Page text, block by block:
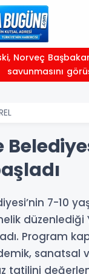
savunmasını
7-10
düzenlediği
Program
sanatsal
tatilini